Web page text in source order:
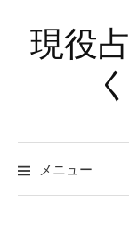
ン
テ
キ
現役
メニュー